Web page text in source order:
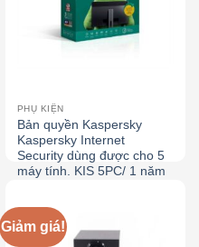
PHỤ KIỆN
Bản quyền Kaspersky
Kaspersky Internet
Security dùng được cho 5
máy tính. KIS 5PC/ 1 năm
Giảm giá!